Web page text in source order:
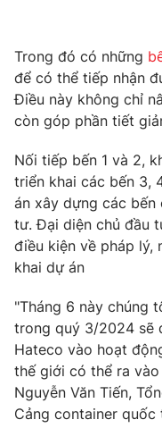
Thế giới đó đây
Câu chuyện quốc tế
Tài chính
Thị trường
Dữ liệu và đời sống
Phim VTV
Hậu trường
Nhân vật
Giải sao mai
Giải trí
Điện ảnh
Âm nhạc
Sao
Đời sống
Du lịch
Làm đẹp
Chất lượng cuộc
Tuyển sinh
Học trực tuyến
Công nghệ
Hitech Công nghệ
Sản phẩm
Giao lưu trực tuyến
Trong đó có những
để có thể tiếp nhận
Điều này không chỉ
còn góp phần tiết
Nối tiếp bến 1 và 2,
triển khai các bến 3,
án xây dựng các bến
tư. Đại diện chủ đầu
điều kiện về pháp lý,
khai dự án
"Tháng 6 này chúng
trong quý 3/2024 sẽ
Hateco vào hoạt
thế giới có thể ra
Nguyễn Văn Tiến,
Cảng container